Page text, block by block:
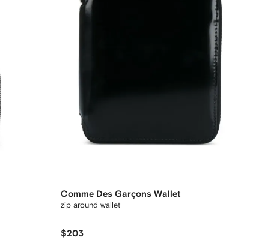
Comme Des Garçons Wallet
zip around wallet
$203